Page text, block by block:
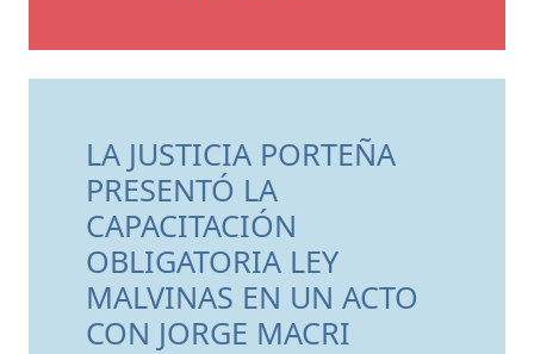
LA JUSTICIA PORTEÑA
PRESENTÓ LA
CAPACITACIÓN
OBLIGATORIA LEY
MALVINAS EN UN ACTO
CON JORGE MACRI